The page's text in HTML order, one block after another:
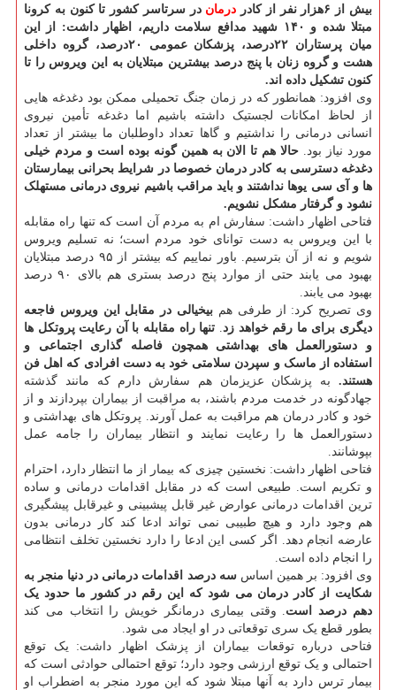
بیش از ۶هزار نفر از کادر
درمان در سرتاسر کشور تا کنون به کرونا
مبتلا شده و ۱۴۰ شهید مدافع سلامت داریم، اظهار داشت: از این
میان پرستاران ۲۲درصد، پزشکان عمومی ۲۰درصد، گروه داخلی
هشت و گروه زنان با پنج درصد بیشترین مبتلایان به این ویروس را تا
کنون تشکیل داده اند.
وی افزود: همانطور که در زمان جنگ تحمیلی ممکن بود دغدغه هایی
از لحاظ امکانات لجستیک داشته باشیم اما دغدغه تأمین نیروی
انسانی درمانی را نداشتیم و گاها تعداد داوطلبان ما بیشتر از تعداد
مورد نیاز بود. حالا هم تا الان به همین گونه بوده است و مردم خیلی
دغدغه دسترسی به کادر درمان خصوصا در شرایط بحرانی بیمارستان
ها و آی سی یوها نداشتند و باید مراقب باشیم نیروی درمانی مستهلک
نشود و گرفتار مشکل نشویم.
فتاحی اظهار داشت: سفارش ام به مردم آن است که تنها راه مقابله
با این ویروس به دست توانای خود مردم است؛ نه تسلیم ویروس
شویم و نه از آن بترسیم. باور نماییم که بیشتر از ۹۵ درصد مبتلایان
بهبود می یابند حتی از موارد پنج درصد بستری هم بالای ۹۰ درصد
بهبود می یابند.
وی تصریح کرد: از طرفی هم بیخیالی در مقابل این ویروس فاجعه
دیگری برای ما رقم خواهد زد. تنها راه مقابله با آن رعایت پروتکل ها
و دستورالعمل های بهداشتی همچون فاصله گذاری اجتماعی و
استفاده از ماسک و سپردن سلامتی خود به دست افرادی که اهل فن
هستند. به پزشکان عزیزمان هم سفارش دارم که مانند گذشته
جهادگونه در خدمت مردم باشند، به مراقبت از بیماران بپردازند و از
خود و کادر درمان هم مراقبت به عمل آورند. پروتکل های بهداشتی و
دستورالعمل ها را رعایت نمایند و انتظار بیماران را جامه عمل
بپوشانند.
فتاحی اظهار داشت: نخستین چیزی که بیمار از ما انتظار دارد، احترام
و تکریم است. طبیعی است که در مقابل اقدامات درمانی و ساده
ترین اقدامات درمانی عوارض غیر قابل پیشبینی و غیرقابل پیشگیری
هم وجود دارد و هیچ طبیبی نمی تواند ادعا کند کار درمانی بدون
عارضه انجام دهد. اگر کسی این ادعا را دارد نخستین تخلف انتظامی
را انجام داده است.
وی افزود: بر همین اساس سه درصد اقدامات درمانی در دنیا منجر به
شکایت از کادر درمان می شود که این رقم در کشور ما حدود یک
دهم درصد است. وقتی بیماری درمانگر خویش را انتخاب می کند
بطور قطع یک سری توقعاتی در او ایجاد می شود.
فتاحی درباره توقعات بیماران از پزشک اظهار داشت: یک توقع
احتمالی و یک توقع ارزشی وجود دارد؛ توقع احتمالی حوادثی است که
بیمار ترس دارد به آنها مبتلا شود که این مورد منجر به اضطراب او